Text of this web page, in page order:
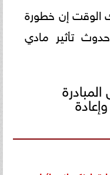
الوقت إن خطورة
تأثير مادي